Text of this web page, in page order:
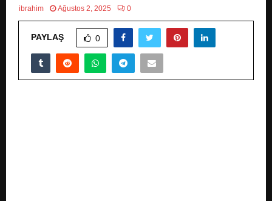
R
ibrahim Ağustos 2, 2025 0
PAYLAŞ 0